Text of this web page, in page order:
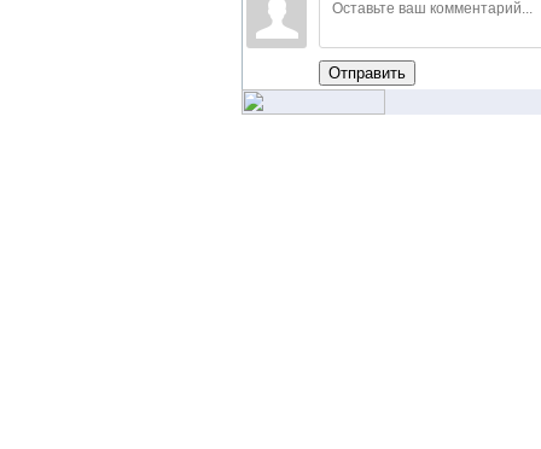
Отправить